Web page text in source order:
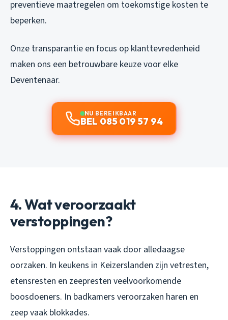
preventieve maatregelen om toekomstige kosten te
beperken.
Onze transparantie en focus op klanttevredenheid
maken ons een betrouwbare keuze voor elke
Deventenaar.
NU BEREIKBAAR
BEL 085 019 57 94
4. Wat veroorzaakt
verstoppingen?
Verstoppingen ontstaan vaak door alledaagse
oorzaken. In keukens in Keizerslanden zijn vetresten,
etensresten en zeepresten veelvoorkomende
boosdoeners. In badkamers veroorzaken haren en
zeep vaak blokkades.